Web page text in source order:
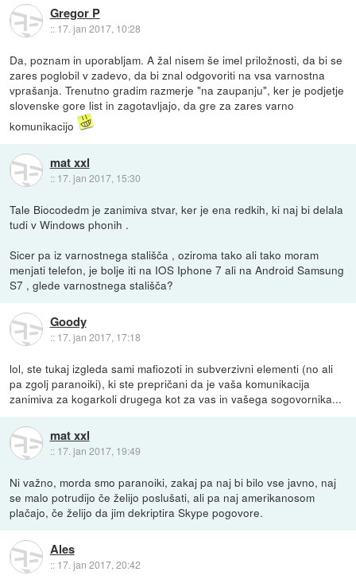
Gregor P
:: 17. jan 2017, 10:28
Da, poznam in uporabljam. A žal nisem še imel priložnosti, da bi se
zares poglobil v zadevo, da bi znal odgovoriti na vsa varnostna
vprašanja. Trenutno gradim razmerje "na zaupanju", ker je podjetje
slovenske gore list in zagotavljajo, da gre za zares varno
komunikacijo
mat xxl
:: 17. jan 2017, 15:30
Tale Biocodedm je zanimiva stvar, ker je ena redkih, ki naj bi delala
tudi v Windows phonih .
Sicer pa iz varnostnega stališča , oziroma tako ali tako moram
menjati telefon, je bolje iti na IOS Iphone 7 ali na Android Samsung
S7 , glede varnostnega stališča?
Goody
:: 17. jan 2017, 17:18
lol, ste tukaj izgleda sami mafiozoti in subverzivni elementi (no ali
pa zgolj paranoiki), ki ste prepričani da je vaša komunikacija
zanimiva za kogarkoli drugega kot za vas in vašega sogovornika...
mat xxl
:: 17. jan 2017, 19:49
Ni važno, morda smo paranoiki, zakaj pa naj bi bilo vse javno, naj
se malo potrudijo če želijo poslušati, ali pa naj amerikanosom
plačajo, če želijo da jim dekriptira Skype pogovore.
Ales
:: 17. jan 2017, 20:42